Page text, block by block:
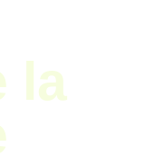
la